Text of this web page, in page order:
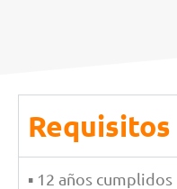
Requisitos
▪ 12 años cumplidos